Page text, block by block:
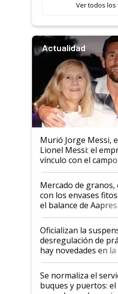
Ver todos los
Actualidad
Murió Jorge Messi,
Lionel Messi: el
vínculo con el campo
Mercado de granos,
con los envases
el balance de
Posta
Oficializan la
desregulación de
hay novedades en la
la hidrovía
Se normaliza el
buques y puertos: